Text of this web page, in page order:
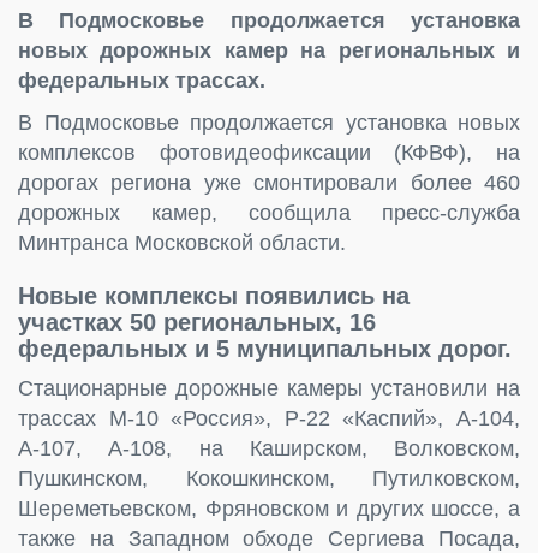
В Подмосковье продолжается установка
новых дорожных камер на региональных и
федеральных трассах.
В Подмосковье продолжается установка новых
комплексов фотовидеофиксации (КФВФ), на
дорогах региона уже смонтировали более 460
дорожных камер, сообщила пресс-служба
Минтранса Московской области.
Новые комплексы появились на
участках 50 региональных, 16
федеральных и 5 муниципальных дорог.
Стационарные дорожные камеры установили на
трассах М-10 «Россия», Р-22 «Каспий», А-104,
А-107, А-108, на Каширском, Волковском,
Пушкинском, Кокошкинском, Путилковском,
Шереметьевском, Фряновском и других шоссе, а
также на Западном обходе Сергиева Посада,